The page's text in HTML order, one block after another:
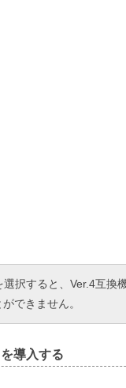
択すると、Ver.4互換
できません。
導入する